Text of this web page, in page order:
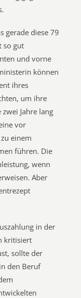
gerade diese 79
so gut
und vorne
können
ihres
um ihre
Jahre lang
vor
einem
führen. Die
wenn
Aber
in der
kritisiert
sollte der
den Beruf